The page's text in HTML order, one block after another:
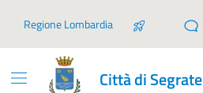
Regione Lombardia
Città di Segrate